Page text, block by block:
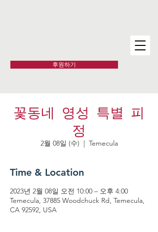
후원하기
꽃동네 영성 특별 피
정
2월 08일 (수)
  |
Temecula
Time & Location
2023년 2월 08일 오전 10:00 – 오후 4:00
Temecula, 37885 Woodchuck Rd, Temecula,
CA 92592, USA